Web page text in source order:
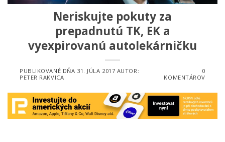
Neriskujte pokuty za
prepadnutú TK, EK a
vyexpirovanú autolekárničku
PUBLIKOVANÉ DŇA 31. JÚLA 2017 AUTOR:
PETER RAKVICA
0
KOMENTÁROV